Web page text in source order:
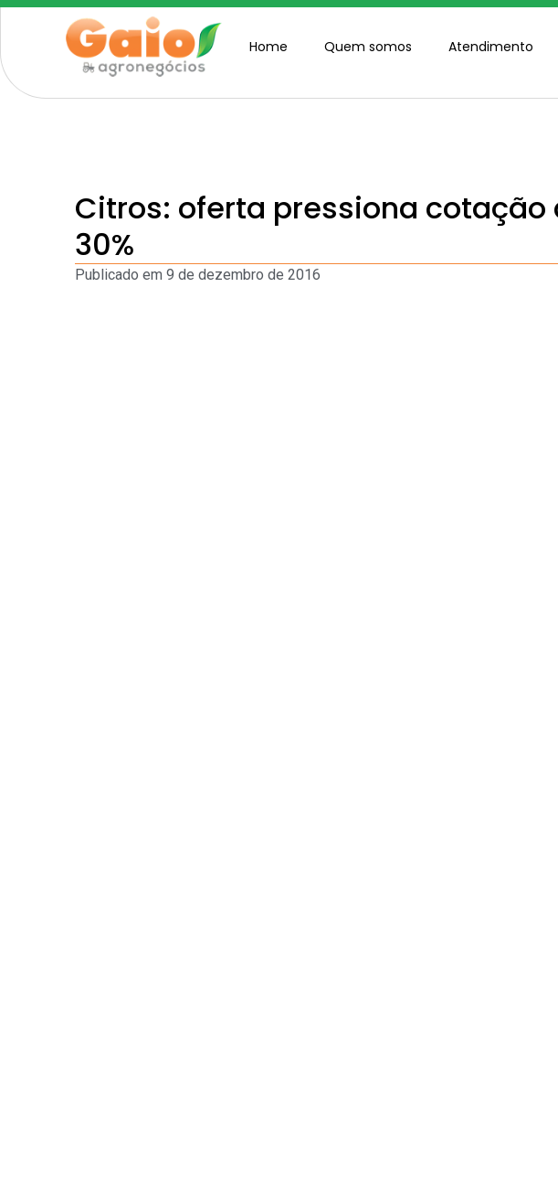
Home Quem somos Atendimento
Citros: oferta pressiona cotação
30%
Publicado em 9 de dezembro de 2016